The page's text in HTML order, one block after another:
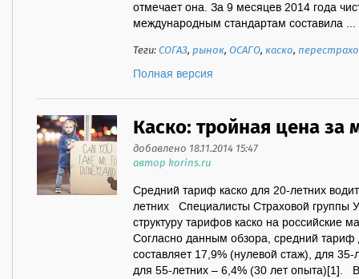
отмечает она. За 9 месяцев 2014 года
международным стандартам составила ...
Теги:СОГАЗ,рынок,ОСАГО,каско,
Полная версия
Каско: тройная цена за
добавлено 18.11.2014 15:47
автор korins.ru
Средний тариф каско для 20-летних
летних Специалисты Страховой группы
структуру тарифов каско на российские
Согласно данным обзора, средний тариф
составляет 17,9% (нулевой стаж), для
для 55-летних – 6,4% (30 лет опыта)[1].